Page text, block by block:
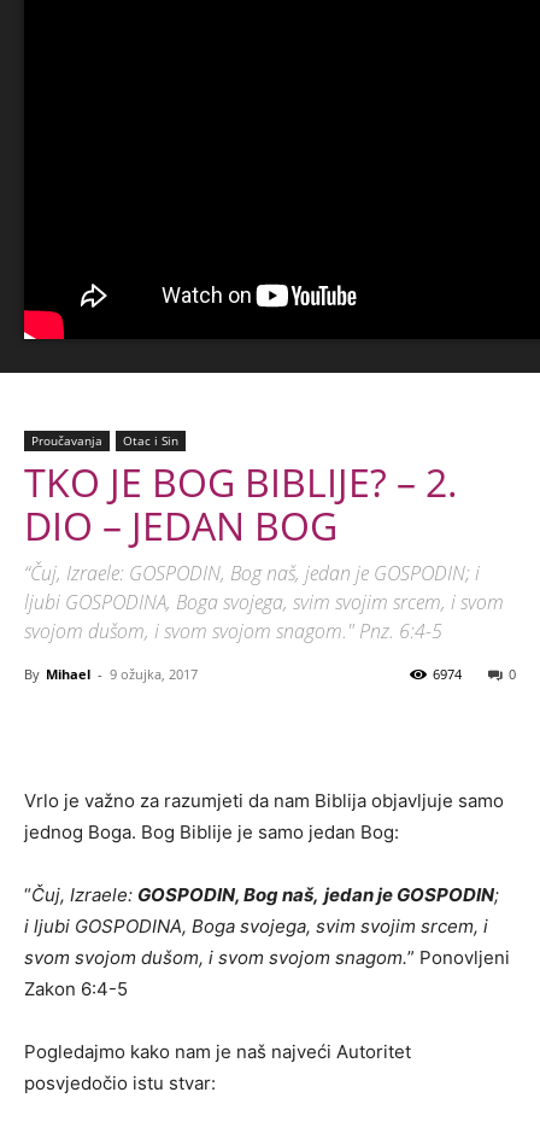
Proučavanja Otac i Sin
TKO JE BOG BIBLIJE? – 2.
DIO – JEDAN BOG
“Čuj, Izraele: GOSPODIN, Bog naš, jedan je GOSPODIN; i
ljubi GOSPODINA, Boga svojega, svim svojim srcem, i svom
svojom dušom, i svom svojom snagom." Pnz. 6:4-5
By Mihael - 9 ožujka, 2017 0
6974
Vrlo je važno za razumjeti da nam Biblija objavljuje samo
jednog Boga. Bog Biblije je samo jedan Bog:
“Čuj, Izraele: GOSPODIN, Bog naš, jedan je GOSPODIN;
i ljubi GOSPODINA, Boga svojega, svim svojim srcem, i
svom svojom dušom, i svom svojom snagom.” Ponovljeni
Zakon 6:4-5
Pogledajmo kako nam je naš najveći Autoritet
posvjedočio istu stvar: